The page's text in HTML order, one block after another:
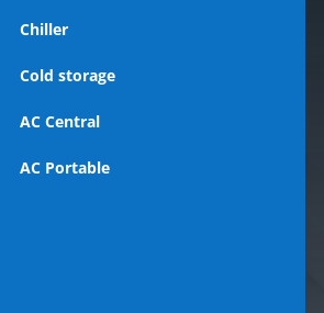
Chiller
Cold storage
AC Central
AC Portable